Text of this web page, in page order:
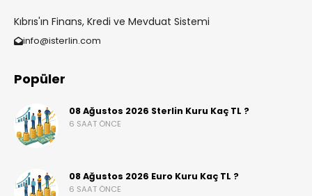
Kıbrıs'ın Finans, Kredi ve Mevduat Sistemi
info@isterlin.com
Popüler
08 Ağustos 2026 Sterlin Kuru Kaç TL ?
6 SAAT ÖNCE
08 Ağustos 2026 Euro Kuru Kaç TL ?
6 SAAT ÖNCE